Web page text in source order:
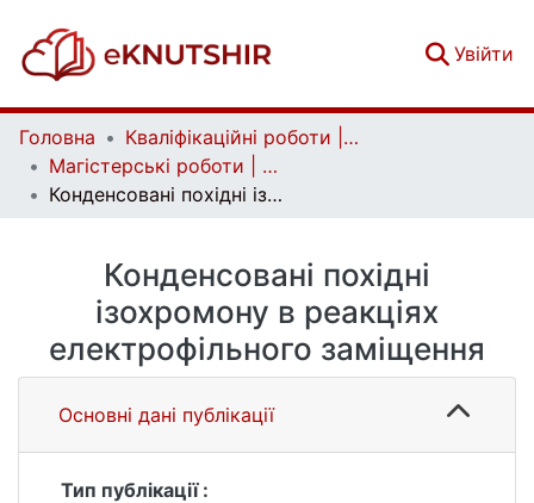
Увійти
Головна
Кваліфікаційні роботи | Qualifying works
Магістерські роботи | Master's theses
Конденсовані похідні ізохромону в реакціях електрофільного заміщення
Конденсовані похідні
ізохромону в реакціях
електрофільного заміщення
Основні дані публікації
Тип публікації :